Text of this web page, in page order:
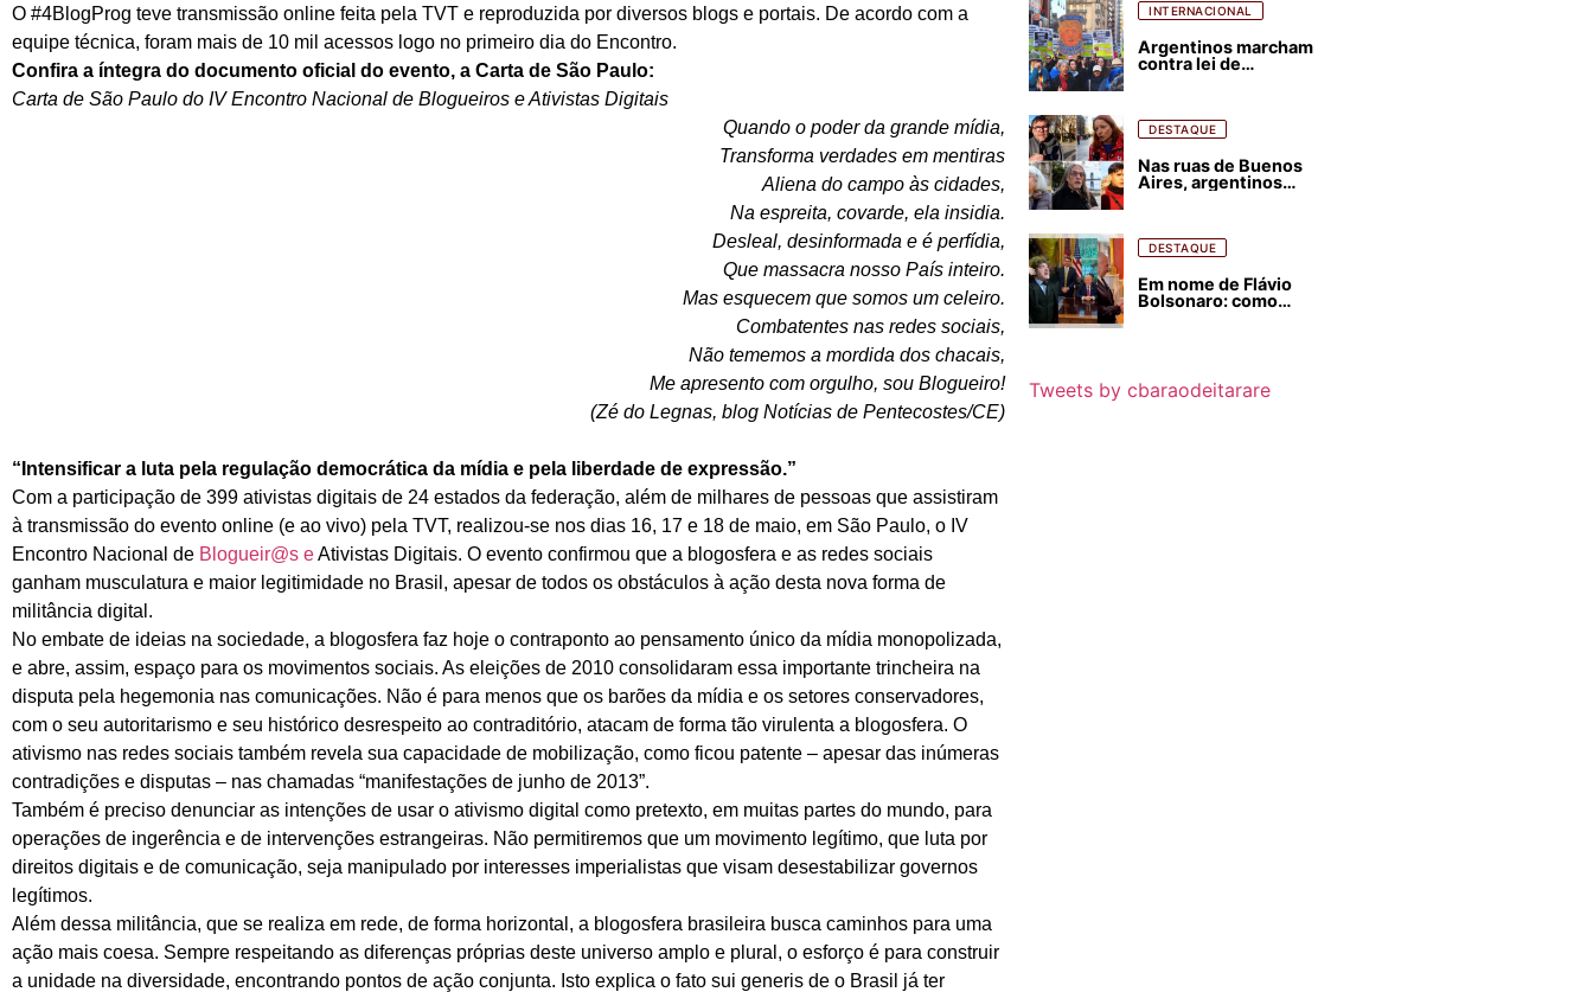
O #4BlogProg teve transmissão online feita pela TVT e reproduzida por diversos blogs e portais. De acordo com a
equipe técnica, foram mais de 10 mil acessos logo no primeiro dia do Encontro.
Confira a íntegra do documento oficial do evento, a Carta de São Paulo:
Carta de São Paulo do IV Encontro Nacional de Blogueiros e Ativistas Digitais
Quando o poder da grande mídia,
Transforma verdades em mentiras
Aliena do campo às cidades,
Na espreita, covarde, ela insidia.
Desleal, desinformada e é perfídia,
Que massacra nosso País inteiro.
Mas esquecem que somos um celeiro.
Combatentes nas redes sociais,
Não tememos a mordida dos chacais,
Me apresento com orgulho, sou Blogueiro!
(Zé do Legnas, blog Notícias de Pentecostes/CE)
“Intensificar a luta pela regulação democrática da mídia e pela liberdade de expressão.”
Com a participação de 399 ativistas digitais de 24 estados da federação, além de milhares de pessoas que assistiram
à transmissão do evento online (e ao vivo) pela TVT, realizou-se nos dias 16, 17 e 18 de maio, em São Paulo, o IV
Encontro Nacional de Blogueir@s eAtivistas Digitais. O evento confirmou que a blogosfera e as redes sociais
ganham musculatura e maior legitimidade no Brasil, apesar de todos os obstáculos à ação desta nova forma de
militância digital.
No embate de ideias na sociedade, a blogosfera faz hoje o contraponto ao pensamento único da mídia monopolizada,
e abre, assim, espaço para os movimentos sociais. As eleições de 2010 consolidaram essa importante trincheira na
disputa pela hegemonia nas comunicações. Não é para menos que os barões da mídia e os setores conservadores,
com o seu autoritarismo e seu histórico desrespeito ao contraditório, atacam de forma tão virulenta a blogosfera. O
ativismo nas redes sociais também revela sua capacidade de mobilização, como ficou patente – apesar das inúmeras
contradições e disputas – nas chamadas “manifestações de junho de 2013”.
Também é preciso denunciar as intenções de usar o ativismo digital como pretexto, em muitas partes do mundo, para
operações de ingerência e de intervenções estrangeiras. Não permitiremos que um movimento legítimo, que luta por
direitos digitais e de comunicação, seja manipulado por interesses imperialistas que visam desestabilizar governos
legítimos.
Além dessa militância, que se realiza em rede, de forma horizontal, a blogosfera brasileira busca caminhos para uma
ação mais coesa. Sempre respeitando as diferenças próprias deste universo amplo e plural, o esforço é para construir
a unidade na diversidade, encontrando pontos de ação conjunta. Isto explica o fato sui generis de o Brasil já ter
INTERNACIONAL
Argentinos marcham
contra lei de
florestais
DESTAQUE
Nas ruas de Buenos
Aires, argentinos
DESTAQUE
Em nome de Flávio
Bolsonaro: como
Tweets by cbaraodeitarare